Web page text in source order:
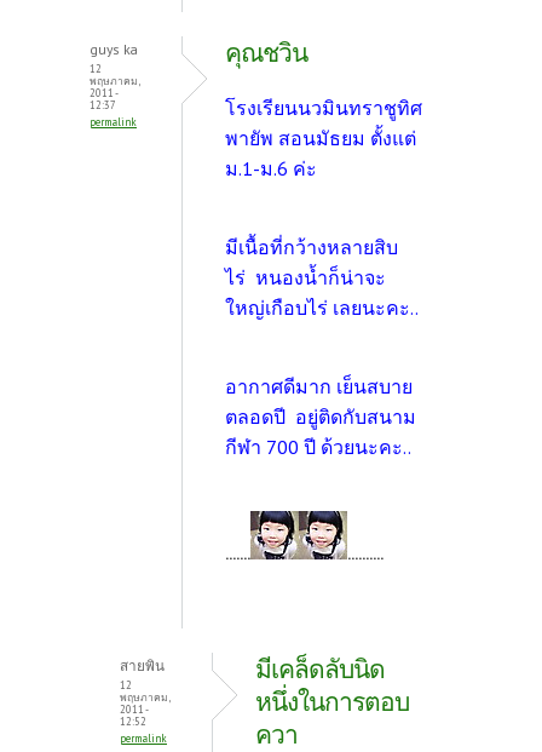
guys ka
12
พฤษภาคม,
2011 -
12:37
permalink
คุณชวิน
โรงเรียนนวมินทราชูทิศ
พายัพ สอนมัธยม ตั้งแต่
ม.1-ม.6 ค่ะ
มีเนื้อที่กว้างหลายสิบ
ไร่ หนองน้ำก็น่าจะ
ใหญ่เกือบไร่ เลยนะคะ..
อากาศดีมาก เย็นสบาย
ตลอดปี อยู่ติดกับสนาม
กีฬา 700 ปี ด้วยนะคะ..
....... ..........
สายพิน
12
พฤษภาคม,
2011 -
12:52
permalink
มีเคล็ดลับนิด
หนึ่งในการตอบ
ควา